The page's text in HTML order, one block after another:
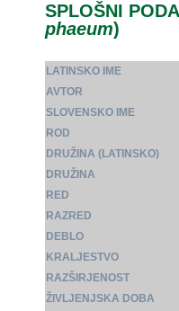
SPLOŠNI
phaeum)
LATINSKO IME
AVTOR
SLOVENSKO IME
ROD
DRUŽINA (LATINSKO)
DRUŽINA
RED
RAZRED
DEBLO
KRALJESTVO
RAZŠIRJENOST
ŽIVLJENJSKA DOBA